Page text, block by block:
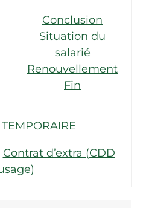
Conclusion
Situation du
salarié
Renouvellement
Fin
Contrat d’extra (CDD